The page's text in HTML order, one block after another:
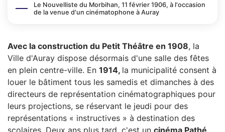
Le Nouvelliste du Morbihan, 11 février 1906, à l'occasion
de la venue d'un cinématophone à Auray
Avec la construction du Petit Théâtre en 1908, la
Ville d'Auray dispose désormais d'une salle des fêtes
en plein centre-ville. En 1914, la municipalité consent à
louer le bâtiment tous les samedis et dimanches à des
directeurs de représentation cinématographiques pour
leurs projections, se réservant le jeudi pour des
représentations « instructives » à destination des
scolaires. Deux ans plus tard, c'est un cinéma Pathé